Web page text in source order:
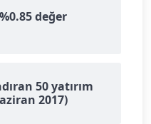
değer
50 yatırım
2017)